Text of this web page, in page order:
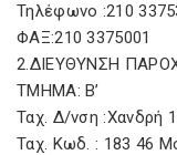
Τηλέφωνο :210
ΦΑΞ:210 3375001
2.ΔΙΕΥΘΥΝΣΗ
ΤΜΗΜΑ: Β’
Ταχ. Δ/νση :Χανδρή
Ταχ. Κωδ. : 183 46